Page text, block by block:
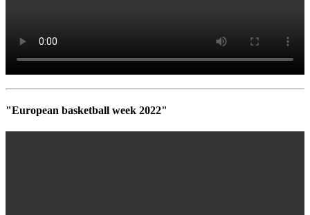
"European basketball week 2022"